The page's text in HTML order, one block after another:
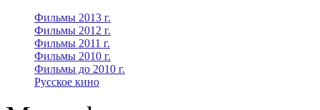
Фильмы 2013 г.
Фильмы 2012 г.
Фильмы 2011 г.
Фильмы 2010 г.
Фильмы до 2010 г.
Русское кино